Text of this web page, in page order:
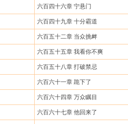
六百四十六章 宁悬门
六百四十九章 十分霸道
六百五十二章 当众挑衅
六百五十五章 我看你不爽
六百五十八章 打破禁忌
六百六十一章 跪下了
六百六十四章 万众瞩目
六百六十七章 他回来了